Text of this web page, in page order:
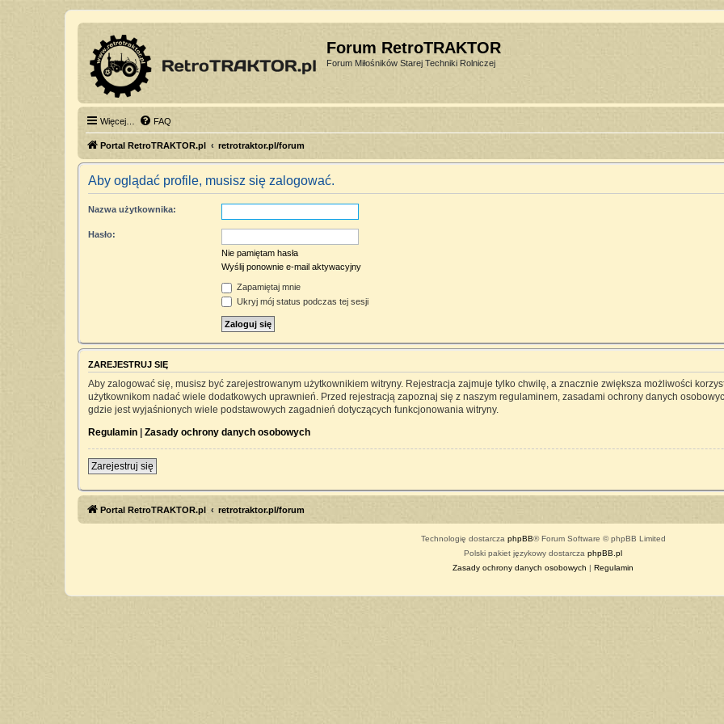
Forum RetroTRAKTOR
Forum Miłośników Starej Techniki Rolniczej
Więcej… FAQ
Portal RetroTRAKTOR.pl retrotraktor.pl/forum
Aby oglądać profile, musisz się zalogować.
Nazwa użytkownika:
Hasło:
Nie pamiętam hasła
Wyślij ponownie e-mail aktywacyjny
Zapamiętaj mnie
Ukryj mój status podczas tej sesji
ZAREJESTRUJ SIĘ
Aby zalogować się, musisz być zarejestrowanym użytkownikiem witryny. Rejestracja zajmuje tylko chwilę, a znacznie zwiększa możliwości
użytkownikom nadać wiele dodatkowych uprawnień. Przed rejestracją zapoznaj się z naszym regulaminem, zasadami ochrony danych
gdzie jest wyjaśnionych wiele podstawowych zagadnień dotyczących funkcjonowania witryny.
Regulamin | Zasady ochrony danych osobowych
Zarejestruj się
Portal RetroTRAKTOR.pl retrotraktor.pl/forum
Technologię dostarcza phpBB® Forum Software © phpBB Limited
Polski pakiet językowy dostarcza phpBB.pl
Zasady ochrony danych osobowych | Regulamin